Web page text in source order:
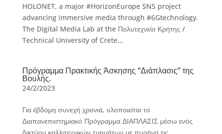
HOLONET, a major #HorizonEurope SNS project
advancing immersive media through #6Gtechnology.
The Digital Media Lab at the Πολυτεχνείο Κρήτης /
Technical University of Crete...
Πρόγραμμα Πρακτικής Άσκησης “Διάπλασις” της
Βουλής.
24/2/2023
Για έβδομη συνεχή χρονιά, υλοποιείται το
Διαπανεπιστημιακό Πρόγραμμα ΔΙΑΠΛΑΣΙΣ μέσω ενός